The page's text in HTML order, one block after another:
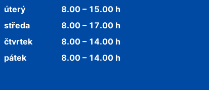
úterý
8.00 – 15.00 h
středa
8.00 – 17.00 h
čtvrtek
8.00 – 14.00 h
pátek
8.00 – 14.00 h